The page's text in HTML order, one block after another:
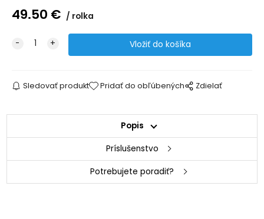
49.50 € rolka
Sledovať produkt Pridať do obľúbených Zdielať
Popis
Príslušenstvo
Potrebujete poradiť?